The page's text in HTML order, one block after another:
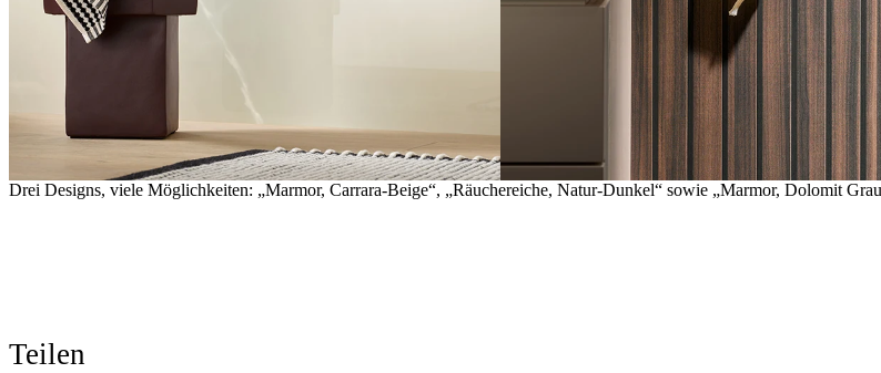
Drei Designs, viele Möglichkeiten: „Marmor, Carrara-Beige“, „Räuchereiche, Natur-Dunkel“ sowie „Marmor, Dolomit
Teilen